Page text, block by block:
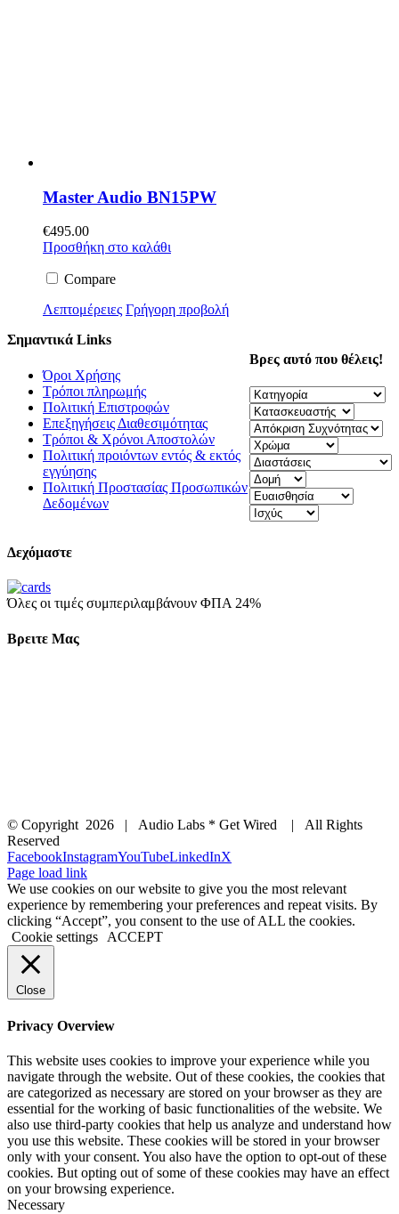
Master Audio BN15PW
€495.00
Προσθήκη στο καλάθι
Compare
Λεπτομέρειες Γρήγορη προβολή
Βρες αυτό που θέλεις!
Σημαντικά Links
Όροι Χρήσης
Τρόποι πληρωμής
Πολιτική Επιστροφών
Επεξηγήσεις Διαθεσιμότητας
Τρόποι & Χρόνοι Αποστολών
Πολιτική προιόντων εντός & εκτός
εγγύησης
Πολιτική Προστασίας Προσωπικών
Δεδομένων
Δεχόμαστε
Όλες οι τιμές συμπεριλαμβάνουν ΦΠΑ 24%
Βρειτε Μας
© Copyright 2026 | Audio Labs * Get Wired | All Rights
Reserved
FacebookInstagramYouTubeLinkedInX
Page load link
We use cookies on our website to give you the most relevant
experience by remembering your preferences and repeat visits. By
clicking “Accept”, you consent to the use of ALL the cookies.
Cookie settings
ACCEPT
Close
Privacy Overview
This website uses cookies to improve your experience while you
navigate through the website. Out of these cookies, the cookies that
are categorized as necessary are stored on your browser as they are
essential for the working of basic functionalities of the website. We
also use third-party cookies that help us analyze and understand how
you use this website. These cookies will be stored in your browser
only with your consent. You also have the option to opt-out of these
cookies. But opting out of some of these cookies may have an effect
on your browsing experience.
Necessary